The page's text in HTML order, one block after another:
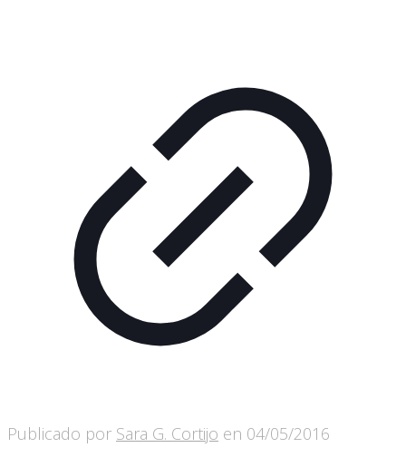
Publicado por Sara G. Cortijo en 04/05/2016